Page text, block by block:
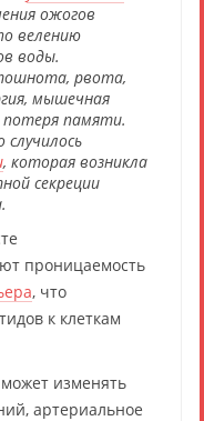
ожогов
велению
воды.
рвота,
мышечная
потеря памяти.
случилось
, которая возникла
секреции
проницаемость
, что
к клеткам
изменять
артериальное